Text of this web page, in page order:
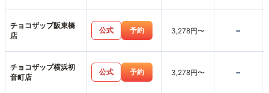
チョコザップ阪東橋
店
公式 予約 3,278円〜 -
チョコザップ横浜初
音町店
公式 予約 3,278円〜 -